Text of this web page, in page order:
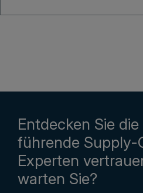
Entdecken Sie
führende Supply-
Experten
warten Sie?